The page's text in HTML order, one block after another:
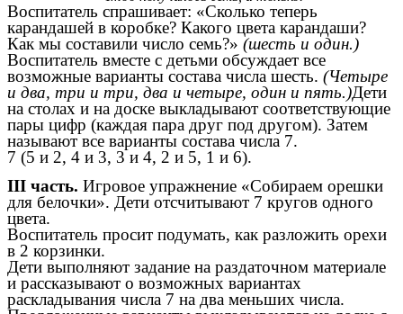
Воспитатель спрашивает: «Сколько теперь
карандашей в коробке? Какого цвета карандаши?
Как мы составили число семь?» (шесть и один.)
Воспитатель вместе с детьми обсуждает все
возможные варианты состава числа шесть. (Четыре
и два, три и три, два и четыре, один и пять.)Дети
на столах и на доске выкладывают соответствующие
пары цифр (каждая пара друг под другом). Затем
называют все варианты состава числа 7.
7 (5 и 2, 4 и 3, 3 и 4, 2 и 5, 1 и 6).
III часть. Игровое упражнение «Собираем орешки
для белочки». Дети отсчитывают 7 кругов одного
цвета.
Воспитатель просит подумать, как разложить орехи
в 2 корзинки.
Дети выполняют задание на раздаточном материале
и рассказывают о возможных вариантах
раскладывания числа 7 на два меньших числа.